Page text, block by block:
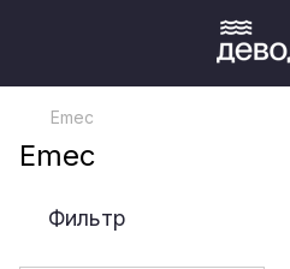
Emec
Emec
Фильтр